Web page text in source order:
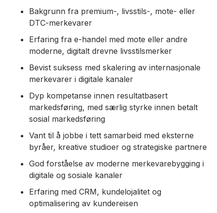
Bakgrunn fra premium-, livsstils-, mote- eller
DTC-merkevarer
Erfaring fra e-handel med mote eller andre
moderne, digitalt drevne livsstilsmerker
Bevist suksess med skalering av internasjonale
merkevarer i digitale kanaler
Dyp kompetanse innen resultatbasert
markedsføring, med særlig styrke innen betalt
sosial markedsføring
Vant til å jobbe i tett samarbeid med eksterne
byråer, kreative studioer og strategiske partnere
God forståelse av moderne merkevarebygging i
digitale og sosiale kanaler
Erfaring med CRM, kundelojalitet og
optimalisering av kundereisen